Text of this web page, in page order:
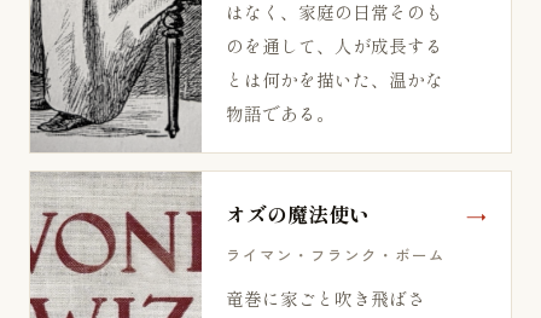
はなく、家庭の日常そのも
のを通して、人が成長する
とは何かを描いた、温かな
物語である。
オズの魔法使い
ライマン・フランク・ボーム
竜巻に家ごと吹き飛ばさ